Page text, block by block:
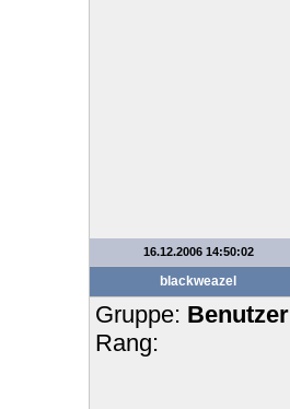
16.12.2006 14:50:02
blackweazel
Gruppe: Benutzer
Rang: